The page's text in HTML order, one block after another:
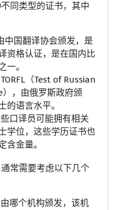
同类型的证书，其中
中国翻译协会颁发，是
资格认证，是在国内比
一。
（Test of Russian
，由俄罗斯政府颁
的语言水平。
口译员可能拥有相关
学位，这些学历证书也
含金量。
常需要考虑以下几个
哪个机构颁发，该机